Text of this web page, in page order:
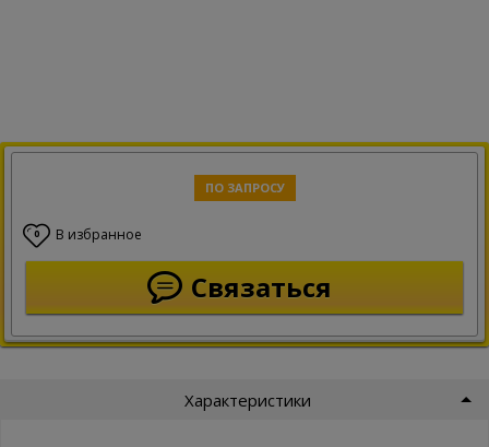
ПО ЗАПРОСУ
0 В избранное
Связаться
Характеристики